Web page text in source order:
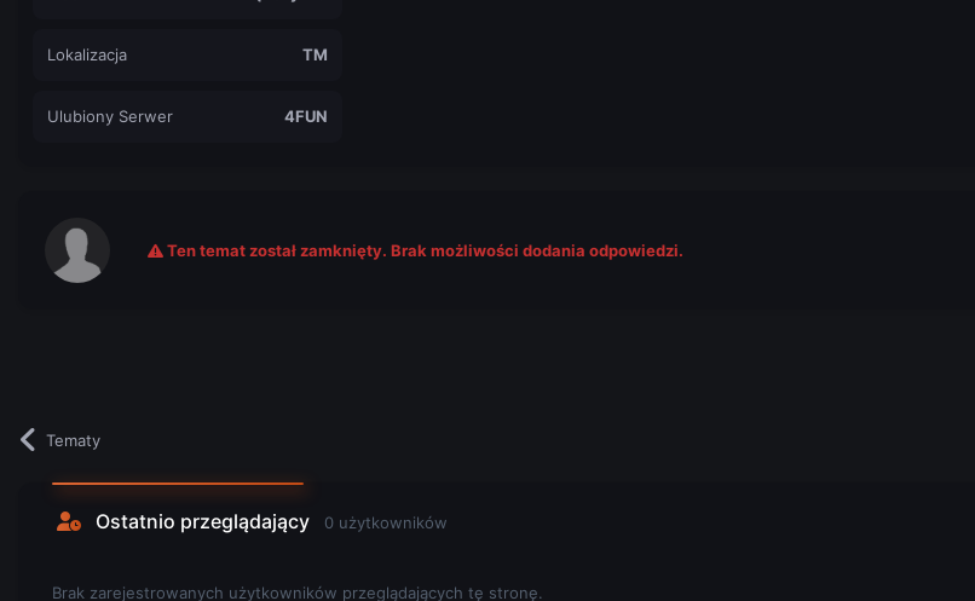
Lokalizacja TM
Ulubiony Serwer 4FUN
Ten temat został zamknięty. Brak możliwości dodania odpowiedzi.
Tematy
Ostatnio przeglądający 0 użytkowników
Brak zarejestrowanych użytkowników przeglądających tę stronę.